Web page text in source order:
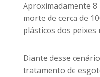
Aproximadamente 8
morte de cerca de
plásticos dos peixes
Diante desse
tratamento de